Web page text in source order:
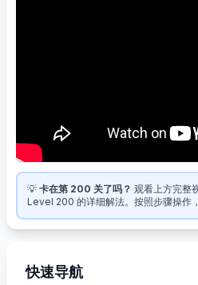
💡 卡在第 200 关了吗？ 观看上方完整
Level 200 的详细解法。按照步骤操作
快速导航